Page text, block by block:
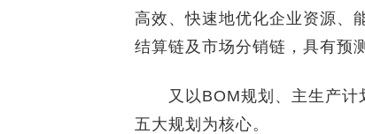
高效、快速地优化企业资源、
结算链及市场分销链，具有预
又以BOM规划、主生产计
五大规划为核心。